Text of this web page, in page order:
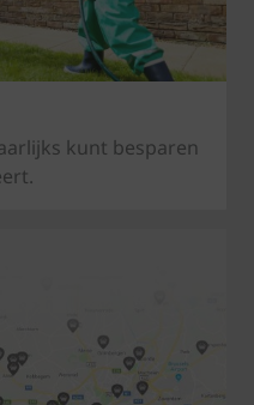
kunt besparen